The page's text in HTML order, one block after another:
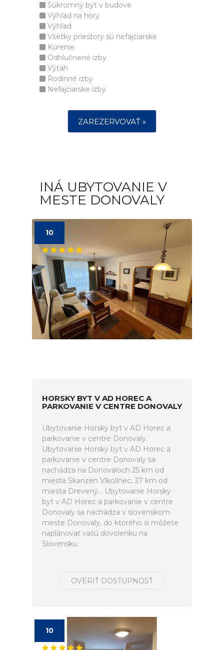
Súkromný byt v budove
Výhľad na hory
Výhľad
Všetky priestory sú nefajčiarske
Kúrenie
Odhlučnené izby
Výťah
Rodinné izby
Nefajčiarske izby
ZAREZERVOVAŤ »
INÁ UBYTOVANIE V
MESTE DONOVALY
10
HORSKY BYT V AD HOREC A
PARKOVANIE V CENTRE DONOVALY
Ubytovanie Horsky byt v AD Horec a
parkovanie v centre Donovaly.
Ubytovanie Horsky byt v AD Horec a
parkovanie v centre Donovaly sa
nachádza na Donovaloch 25 km od
miesta Skanzen Vlkolínec, 37 km od
miesta Drevený... Ubytovanie Horsky
byt v AD Horec a parkovanie v centre
Donovaly sa nachádza v slovenskom
meste Donovaly, do ktorého si môžete
naplánovať vašú dovolenku na
Slovensku.
OVERIŤ DOSTUPNOSŤ
10